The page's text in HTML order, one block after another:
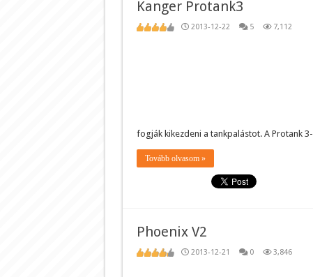
Kanger Protank3
2013-12-22 5 7,112
fogják kikezdeni a tankpalástot. A Protank
Tovább olvasom »
Phoenix V2
2013-12-21 0 3,846